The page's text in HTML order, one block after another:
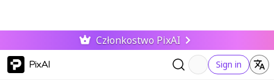
Członkostwo PixAI
PixAI Sign in